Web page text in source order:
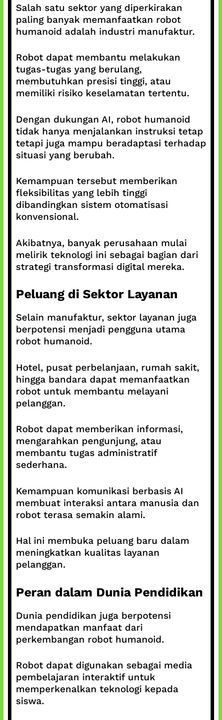
Salah satu sektor yang diperkirakan
paling banyak memanfaatkan robot
humanoid adalah industri manufaktur.
Robot dapat membantu melakukan
tugas-tugas yang berulang,
membutuhkan presisi tinggi, atau
memiliki risiko keselamatan tertentu.
Dengan dukungan AI, robot humanoid
tidak hanya menjalankan instruksi tetap
tetapi juga mampu beradaptasi terhadap
situasi yang berubah.
Kemampuan tersebut memberikan
fleksibilitas yang lebih tinggi
dibandingkan sistem otomatisasi
konvensional.
Akibatnya, banyak perusahaan mulai
melirik teknologi ini sebagai bagian dari
strategi transformasi digital mereka.
Peluang di Sektor Layanan
Selain manufaktur, sektor layanan juga
berpotensi menjadi pengguna utama
robot humanoid.
Hotel, pusat perbelanjaan, rumah sakit,
hingga bandara dapat memanfaatkan
robot untuk membantu melayani
pelanggan.
Robot dapat memberikan informasi,
mengarahkan pengunjung, atau
membantu tugas administratif
sederhana.
Kemampuan komunikasi berbasis AI
membuat interaksi antara manusia dan
robot terasa semakin alami.
Hal ini membuka peluang baru dalam
meningkatkan kualitas layanan
pelanggan.
Peran dalam Dunia Pendidikan
Dunia pendidikan juga berpotensi
mendapatkan manfaat dari
perkembangan robot humanoid.
Robot dapat digunakan sebagai media
pembelajaran interaktif untuk
memperkenalkan teknologi kepada
siswa.